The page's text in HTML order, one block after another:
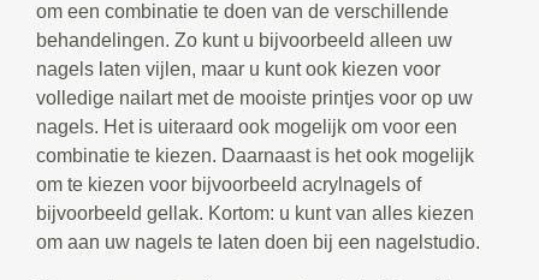
om een combinatie te doen van de verschillende
behandelingen. Zo kunt u bijvoorbeeld alleen uw
nagels laten vijlen, maar u kunt ook kiezen voor
volledige nailart met de mooiste printjes voor op uw
nagels. Het is uiteraard ook mogelijk om voor een
combinatie te kiezen. Daarnaast is het ook mogelijk
om te kiezen voor bijvoorbeeld acrylnagels of
bijvoorbeeld gellak. Kortom: u kunt van alles kiezen
om aan uw nagels te laten doen bij een nagelstudio.